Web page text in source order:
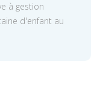
à gestion
d'enfant au